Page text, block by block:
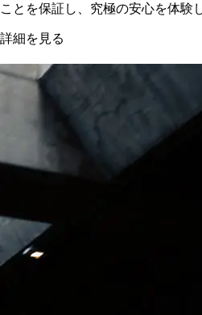
ことを保証し、究極の安心を体験
詳細を見る